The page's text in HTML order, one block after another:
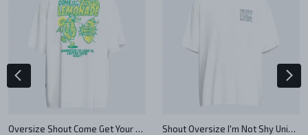
Oversize Shout Come Get Your Fresh Lemonade Unisex T-Shirt Shout Oversize I'm Not Shy Unisex T-Shirt